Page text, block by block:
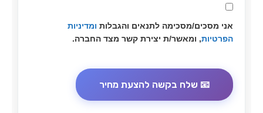
אני מסכים/מסכימה לתנאים והגבלות ומדיניות
הפרטיות, ומאשר/ת יצירת קשר מצד החברה.